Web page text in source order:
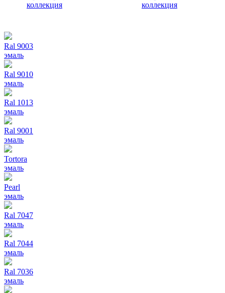
Ral 9003
эмаль
Ral 9010
эмаль
Ral 1013
эмаль
Ral 9001
эмаль
Tortora
эмаль
Pearl
эмаль
Ral 7047
эмаль
Ral 7044
эмаль
Ral 7036
эмаль